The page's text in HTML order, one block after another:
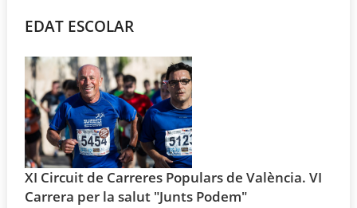
EDAT ESCOLAR
XI Circuit de Carreres Populars de València. VI
Carrera per la salut "Junts Podem"